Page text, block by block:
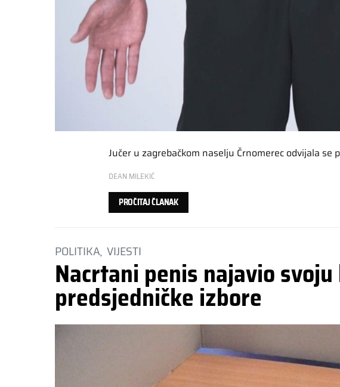
Jučer u zagrebačkom naselju Črnomerec odvijala
DEAN MILEKIĆ
PROČITAJ ČLANAK
POLITIKA VIJESTI
Nacrtani penis najavio
predsjedničke izbore